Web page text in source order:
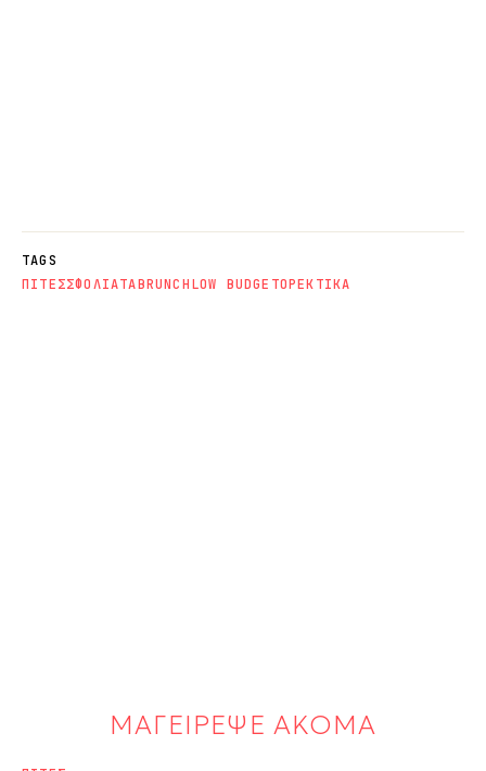
TAGS
ΠΙΤΕΣΣΦΟΛΙΑΤΑBRUNCHLOW BUDGETΟΡΕΚΤΙΚΑ
ΜΑΓΕΙΡΕΨΕ ΑΚΟΜΑ